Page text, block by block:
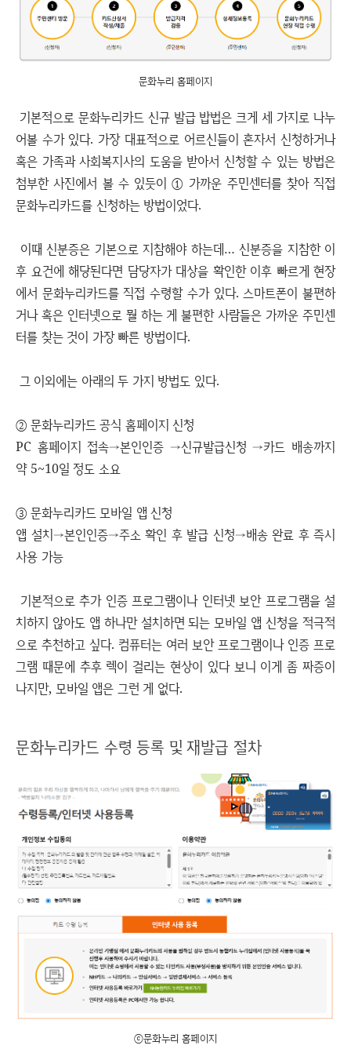
문화누리 홈페이지
기본적으로 문화누리카드 신규 발급 밥법은 크게 세 가지로 나누
어볼 수가 있다. 가장 대표적으로 어르신들이 혼자서 신청하거나
혹은 가족과 사회복지사의 도움을 받아서 신청할 수 있는 방법은
첨부한 사진에서 볼 수 있듯이 ① 가까운 주민센터를 찾아 직접
문화누리카드를 신청하는 방법이었다.
이때 신분증은 기본으로 지참해야 하는데… 신분증을 지참한 이
후 요건에 해당된다면 담당자가 대상을 확인한 이후 빠르게 현장
에서 문화누리카드를 직접 수령할 수가 있다. 스마트폰이 불편하
거나 혹은 인터넷으로 뭘 하는 게 불편한 사람들은 가까운 주민센
터를 찾는 것이 가장 빠른 방법이다.
그 이외에는 아래의 두 가지 방법도 있다.
② 문화누리카드 공식 홈페이지 신청
PC 홈페이지 접속→본인인증 →신규발급신청 →카드 배송까지
약 5~10일 정도 소요
③ 문화누리카드 모바일 앱 신청
앱 설치→본인인증→주소 확인 후 발급 신청→배송 완료 후 즉시
사용 가능
기본적으로 추가 인증 프로그램이나 인터넷 보안 프로그램을 설
치하지 않아도 앱 하나만 설치하면 되는 모바일 앱 신청을 적극적
으로 추천하고 싶다. 컴퓨터는 여러 보안 프로그램이나 인증 프로
그램 때문에 추후 렉이 걸리는 현상이 있다 보니 이게 좀 짜증이
나지만, 모바일 앱은 그런 게 없다.
문화누리카드 수령 등록 및 재발급 절차
ⓒ문화누리 홈페이지